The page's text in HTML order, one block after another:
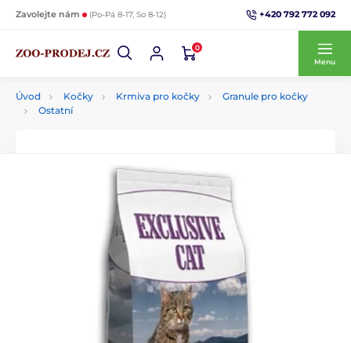
Zavolejte nám (Po-Pá 8-17, So 8-12) +420 792 772 092
0
Menu
Úvod Kočky Krmiva pro kočky
Granule pro kočky
Ostatní